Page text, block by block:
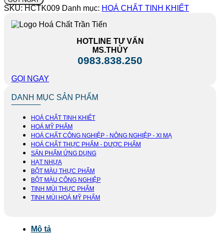
SKU: HCTK009 Danh mục: HOÁ CHẤT TINH KHIẾT
HOTLINE TƯ VẤN
MS.THỦY
0983.838.250
GỌI NGAY
DANH MỤC SẢN PHẨM
HOÁ CHẤT TINH KHIẾT
HOÁ MỸ PHẨM
HOÁ CHẤT CÔNG NGHIỆP - NÔNG NGHIỆP - XI MẠ
HOÁ CHẤT THỰC PHẨM - DƯỢC PHẨM
SẢN PHẨM ỨNG DỤNG
HẠT NHỰA
BỘT MÀU THỰC PHẨM
BỘT MÀU CÔNG NGHIỆP
TINH MÙI THỰC PHẨM
TINH MÙI HOÁ MỸ PHẨM
Mô tả